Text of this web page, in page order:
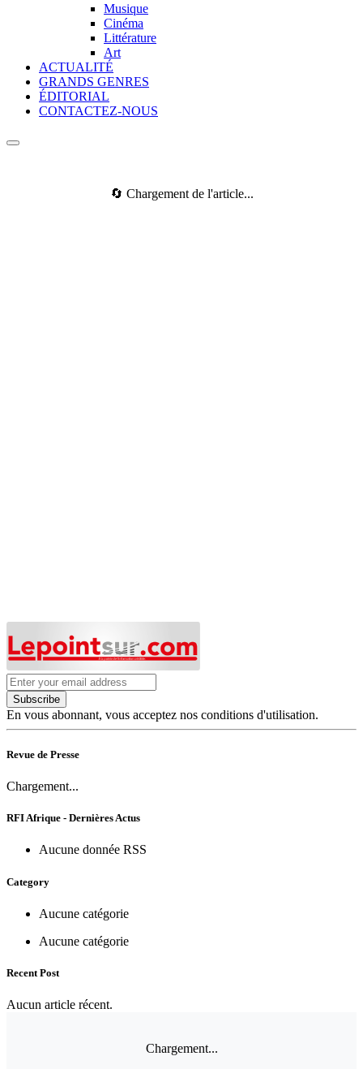
Musique
Cinéma
Littérature
Art
ACTUALITÉ
GRANDS GENRES
ÉDITORIAL
CONTACTEZ-NOUS
🔄 Chargement de l'article...
Subscribe
En vous abonnant, vous acceptez nos conditions d'utilisation.
Revue de Presse
Chargement...
RFI Afrique - Dernières Actus
Aucune donnée RSS
Category
Aucune catégorie
Aucune catégorie
Recent Post
Aucun article récent.
Chargement...